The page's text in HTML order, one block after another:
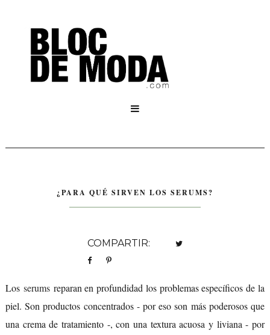

¿PARA QUÉ SIRVEN LOS SERUMS?
COMPARTIR:
Los serumsreparan en profundidad los problemas específicos de la
piel. Son productos concentrados - por eso son más poderosos que
una crema de tratamiento -, con una textura acuosa y liviana - por